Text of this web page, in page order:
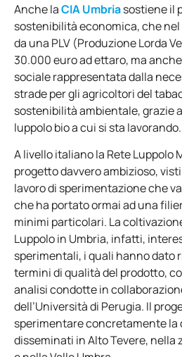
Anche laCIA Umbriasostiene il
sostenibilità economica, che nel
da una PLV (Produzione Lorda
30.000 euro ad ettaro, ma
sociale rappresentata dalla
strade per gli agricoltori del
sostenibilità ambientale, grazie
luppolo bio a cui si sta lavorando.
A livello italiano la Rete Luppolo
progetto davvero ambizioso,
lavoro di sperimentazione che
che ha portato ormai ad una
minimi particolari. La
Luppolo in Umbria, infatti,
sperimentali, i quali hanno dato
termini di qualità del prodotto,
analisi condotte in
dell’Università di Perugia. Il
sperimentare concretamente
disseminati in Alto Tevere, nella